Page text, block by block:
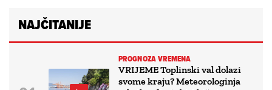
NAJČITANIJE
PROGNOZA VREMENA
VRIJEME Toplinski val dolazi
svome kraju? Meteorologinja